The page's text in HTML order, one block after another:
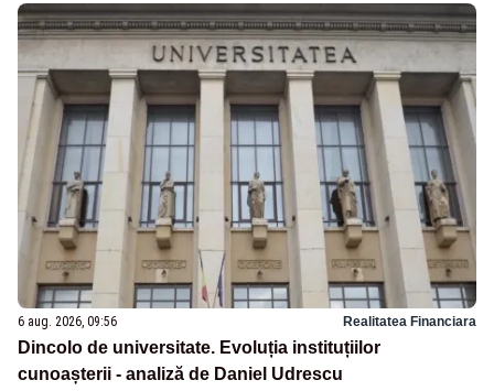
6 aug. 2026, 09:56 Realitatea Financiara
Dincolo de universitate. Evoluția instituțiilor
cunoașterii - analiză de Daniel Udrescu